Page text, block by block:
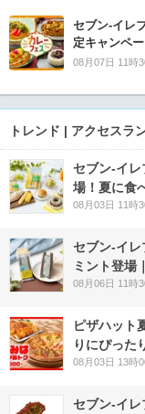
セブン‐イレ
定キャンペ
08月07日 11時
トレンド | アクセスラ
セブン‐イ
場！夏に食
08月03日 11時
セブン‐イ
ミント登場
08月06日 11時
ピザハット
りにぴった
08月03日 13時
セブン-イ